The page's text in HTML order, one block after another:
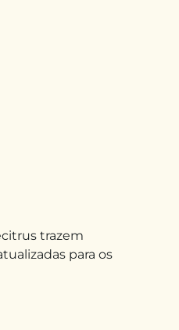
trazem
para os